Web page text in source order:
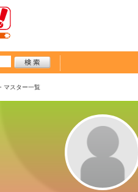
マスター一覧